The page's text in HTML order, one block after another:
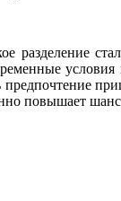
повышает